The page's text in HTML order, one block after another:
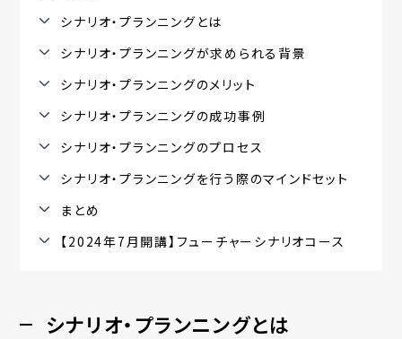
シナリオ・プランニングとは
シナリオ・プランニングが求められる背景
シナリオ・プランニングのメリット
シナリオ・プランニングの成功事例
シナリオ・プランニングのプロセス
シナリオ・プランニングを行う際のマインドセット
まとめ
【2024年7月開講】フューチャーシナリオコース
シナリオ・プランニングとは